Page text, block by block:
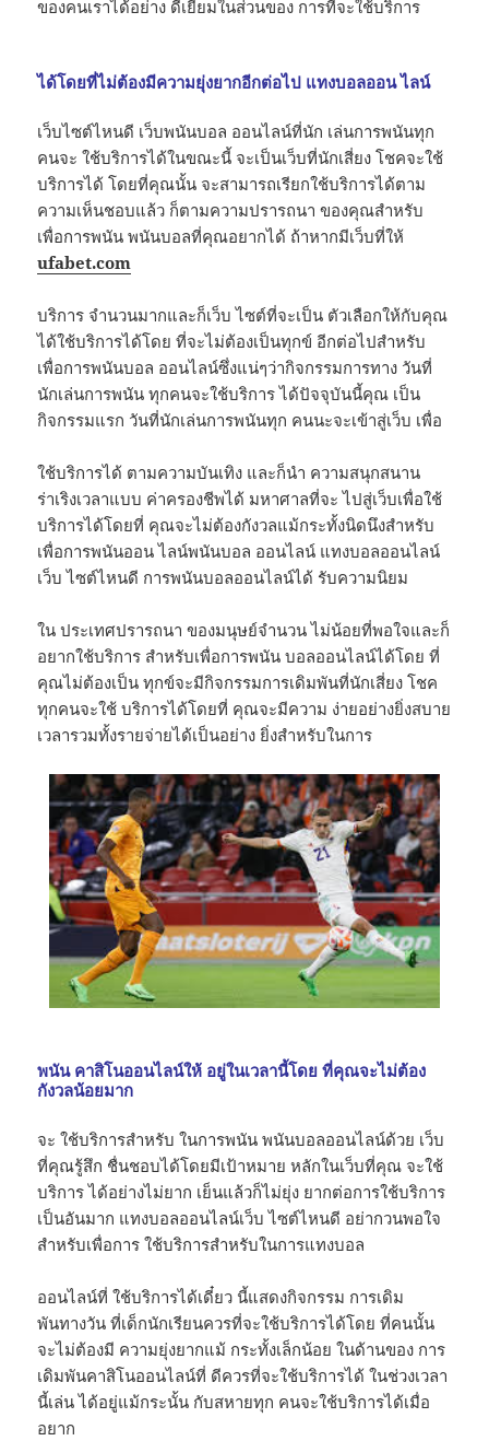
ของคนเราได้อย่าง ดีเยี่ยมในส่วนของ การที่จะใช้บริการ
ได้โดยที่ไม่ต้องมีความยุ่งยากอีกต่อไป แทง​บอล​ออน ไลน์
​เว็บไซต์​ไหนดี​ เว็บพนันบอล ออนไลน์ที่นัก เล่นการพนันทุก
คนจะ ใช้บริการได้ในขณะนี้ จะเป็นเว็บที่นักเสี่ยง โชคจะใช้
บริการได้ โดยที่คุณนั้น จะสามารถเรียกใช้บริการได้ตาม
ความเห็นชอบแล้ว ก็ตามความปรารถนา ของคุณสำหรับ
เพื่อการพนัน พนันบอลที่คุณอยากได้ ถ้าหากมีเว็บที่ให้
ufabet.com
บริการ จำนวนมากและก็เว็บ ไซต์ที่จะเป็น ตัวเลือกให้กับคุณ
ได้ใช้บริการได้โดย ที่จะไม่ต้องเป็นทุกข์ อีกต่อไปสำหรับ
เพื่อการพนันบอล ออนไลน์ซึ่งแน่ๆว่ากิจกรรมการทาง วันที่
นักเล่นการพนัน ทุกคนจะใช้บริการ ได้ปัจจุบันนี้คุณ เป็น
กิจกรรมแรก วันที่นักเล่นการพนันทุก คนนะจะเข้าสู่เว็บ เพื่อ
ใช้บริการได้ ตามความบันเทิง และก็นำ ความสนุกสนาน
ร่าเริงเวลาแบบ ค่าครองชีพได้ มหาศาลที่จะ ไปสู่เว็บเพื่อใช้
บริการได้โดยที่ คุณจะไม่ต้องกังวลแม้กระทั้งนิดนึงสำหรับ
เพื่อการพนันออน ไลน์พนันบอล ออนไลน์ แทง​บอล​ออนไลน์​
เว็บ ไซต์​ไหนดี​ การพนันบอลออนไลน์ได้ รับความนิยม
ใน ประเทศปรารถนา ของมนุษย์จำนวน ไม่น้อยที่พอใจและก็
อยากใช้บริการ สำหรับเพื่อการพนัน บอลออนไลน์ได้โดย ที่
คุณไม่ต้องเป็น ทุกข์จะมีกิจกรรมการเดิมพันที่นักเสี่ยง โชค
ทุกคนจะใช้ บริการได้โดยที่ คุณจะมีความ ง่ายอย่างยิ่งสบาย
เวลารวมทั้งรายจ่ายได้เป็นอย่าง ยิ่งสำหรับในการ
พนัน คาสิโนออนไลน์ให้ อยู่ในเวลานี้โดย ที่คุณจะไม่ต้อง
กังวลน้อยมาก
จะ ใช้บริการสำหรับ ในการพนัน พนันบอลออนไลน์ด้วย เว็บ
ที่คุณรู้สึก ชื่นชอบได้โดยมีเป้าหมาย หลักในเว็บที่คุณ จะใช้
บริการ ได้อย่างไม่ยาก เย็นแล้วก็ไม่ยุ่ง ยากต่อการใช้บริการ
เป็นอันมาก แทง​บอล​ออนไลน์​เว็บ ไซต์​ไหนดี​ อย่ากวนพอใจ
สำหรับเพื่อการ ใช้บริการสำหรับในการแทงบอล
ออนไลน์ที่ ใช้บริการได้เดี๋ยว นี้แสดงกิจกรรม การเดิม
พันทางวัน ที่เด็กนักเรียนควรที่จะใช้บริการได้โดย ที่คนนั้น
จะไม่ต้องมี ความยุ่งยากแม้ กระทั้งเล็กน้อย ในด้านของ การ
เดิมพันคาสิโนออนไลน์ที่ ดีควรที่จะใช้บริการได้ ในช่วงเวลา
นี้เล่น ได้อยู่แม้กระนั้น กับสหายทุก คนจะใช้บริการได้เมื่อ
อยาก